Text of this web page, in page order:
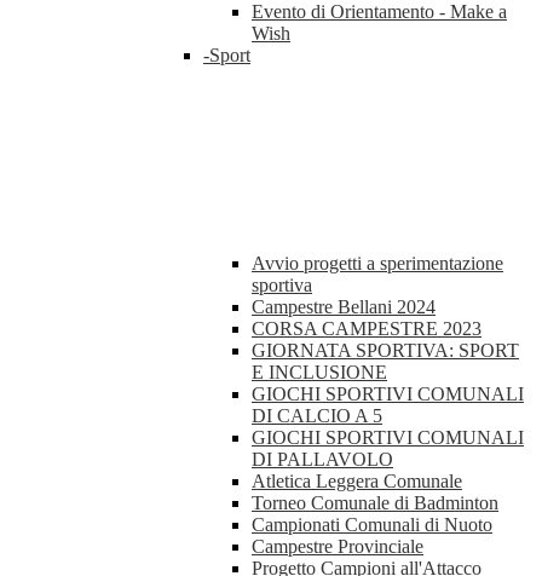
Evento di Orientamento - Make a
Wish
-Sport
Avvio progetti a sperimentazione
sportiva
Campestre Bellani 2024
CORSA CAMPESTRE 2023
GIORNATA SPORTIVA: SPORT
E INCLUSIONE
GIOCHI SPORTIVI COMUNALI
DI CALCIO A 5
GIOCHI SPORTIVI COMUNALI
DI PALLAVOLO
Atletica Leggera Comunale
Torneo Comunale di Badminton
Campionati Comunali di Nuoto
Campestre Provinciale
Progetto Campioni all'Attacco